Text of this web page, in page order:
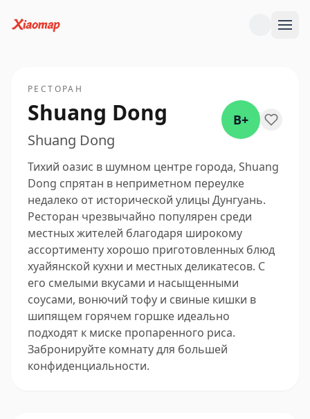
РЕСТОРАН
Shuang Dong
Shuang Dong
B+
Тихий оазис в шумном центре города, Shuang
Dong спрятан в неприметном переулке
недалеко от исторической улицы Дунгуань.
Ресторан чрезвычайно популярен среди
местных жителей благодаря широкому
ассортименту хорошо приготовленных блюд
хуайянской кухни и местных деликатесов. С
его смелыми вкусами и насыщенными
соусами, вонючий тофу и свиные кишки в
шипящем горячем горшке идеально
подходят к миске пропаренного риса.
Забронируйте комнату для большей
конфиденциальности.